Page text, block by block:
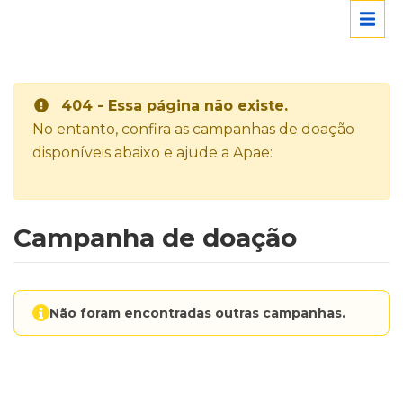
404 - Essa página não existe.
No entanto, confira as campanhas de doação
disponíveis abaixo e ajude a Apae:
Campanha de doação
Não foram encontradas outras campanhas.